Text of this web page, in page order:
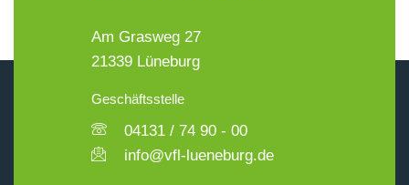
Am Grasweg 27
21339 Lüneburg
Geschäftsstelle
04131 / 74 90 - 00
info@vfl-lueneburg.de